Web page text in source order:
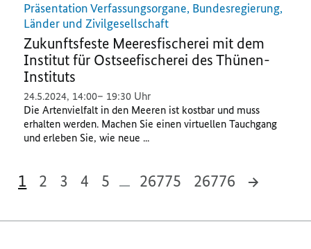
Präsentation Verfassungsorgane, Bundesregierung,
Länder und Zivilgesellschaft
Zukunftsfeste Meeresfischerei mit dem
Institut für Ostseefischerei des Thünen-
Instituts
24.5.2024, 14:00
19:30 Uhr
Die Artenvielfalt in den Meeren ist kostbar und muss
erhalten werden. Machen Sie einen virtuellen Tauchgang
und erleben Sie, wie neue ...
1 2 3 4 5 26775 26776